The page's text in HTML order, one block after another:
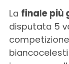
La finale più
disputata 5
biancocelesti